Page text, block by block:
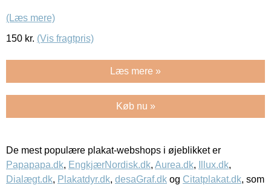
(Læs mere)
150 kr. (Vis fragtpris)
Læs mere »
Køb nu »
De mest populære plakat-webshops i øjeblikket er
Papapapa.dk, EngkjærNordisk.dk, Aurea.dk, Illux.dk,
Dialægt.dk, Plakatdyr.dk, desaGraf.dk og Citatplakat.dk, som